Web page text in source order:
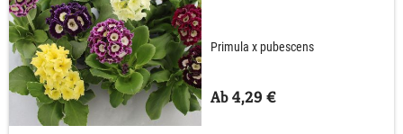
Primula x pubescens
Ab 4,29 €